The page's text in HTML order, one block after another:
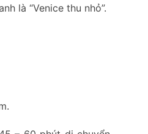
là “Venice thu nhỏ”.